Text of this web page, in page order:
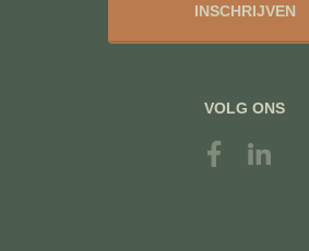
INSCHRIJVEN
VOLG ONS